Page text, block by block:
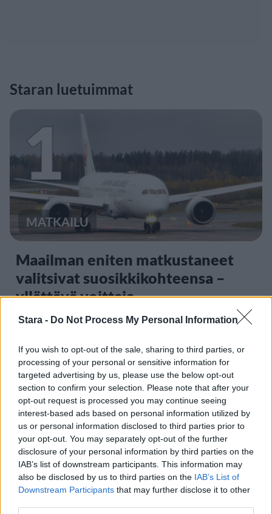
Stara - Do Not Process My Personal Information
If you wish to opt-out of the sale, sharing to third parties, or
processing of your personal or sensitive information for
targeted advertising by us, please use the below opt-out
section to confirm your selection. Please note that after your
opt-out request is processed you may continue seeing
interest-based ads based on personal information utilized by
us or personal information disclosed to third parties prior to
your opt-out. You may separately opt-out of the further
disclosure of your personal information by third parties on the
IAB’s list of downstream participants. This information may
also be disclosed by us to third parties on the IAB’s List of
Downstream Participants that may further disclose it to other
Staran luetuimmat
1
MATKAILU
Maailman eniten matkustaneet
valitsivat suosikkikohteensa –
yllättävä voittaja
2
UUTISET
F/A-18 Hornet jyrähtää ylilennolle
Jyväskylässä – katuja suljetaan